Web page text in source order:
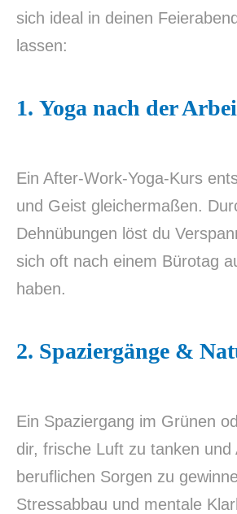
sich ideal in deinen
lassen:
1. Yoga nach der
Ein After-Work-Yoga-Kurs
und Geist gleichermaßen.
Dehnübungen löst du
sich oft nach einem Bürotag
haben.
2. Spaziergänge &
Ein Spaziergang im Grünen
dir, frische Luft zu tanken und
beruflichen Sorgen zu
Stressabbau und mentale
PREVIOUS